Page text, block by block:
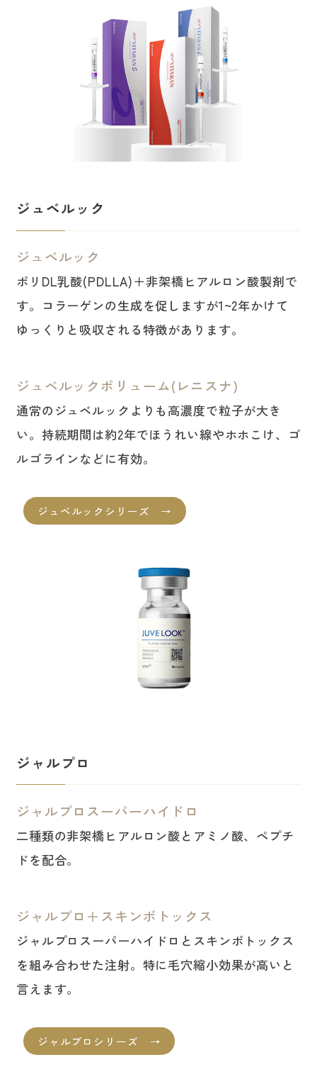
ジュベルック
ジュベルック
ポリDL乳酸(PDLLA)＋非架橋ヒアルロン酸製剤で
す。コラーゲンの生成を促しますが1~2年かけて
ゆっくりと吸収される特徴があります。
ジュベルックボリューム(レニスナ)
通常のジュベルックよりも高濃度で粒子が大き
い。持続期間は約2年でほうれい線やホホこけ、ゴ
ルゴラインなどに有効。
ジュベルックシリーズ →
ジャルプロ
ジャルプロスーパーハイドロ
二種類の非架橋ヒアルロン酸とアミノ酸、ペプチ
ドを配合。
ジャルプロ＋スキンボトックス
ジャルプロスーパーハイドロとスキンボトックス
を組み合わせた注射。特に毛穴縮小効果が高いと
言えます。
ジャルプロシリーズ →